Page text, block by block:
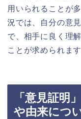
用いられることが
況では、自分の意
で、相手に良く理
ことが求められます
「意見証明
や由来につ